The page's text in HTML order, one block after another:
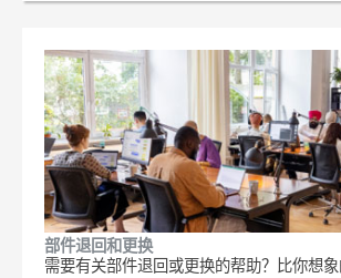
部件退回和更换
需要有关部件退回或更换的帮助？比你想象